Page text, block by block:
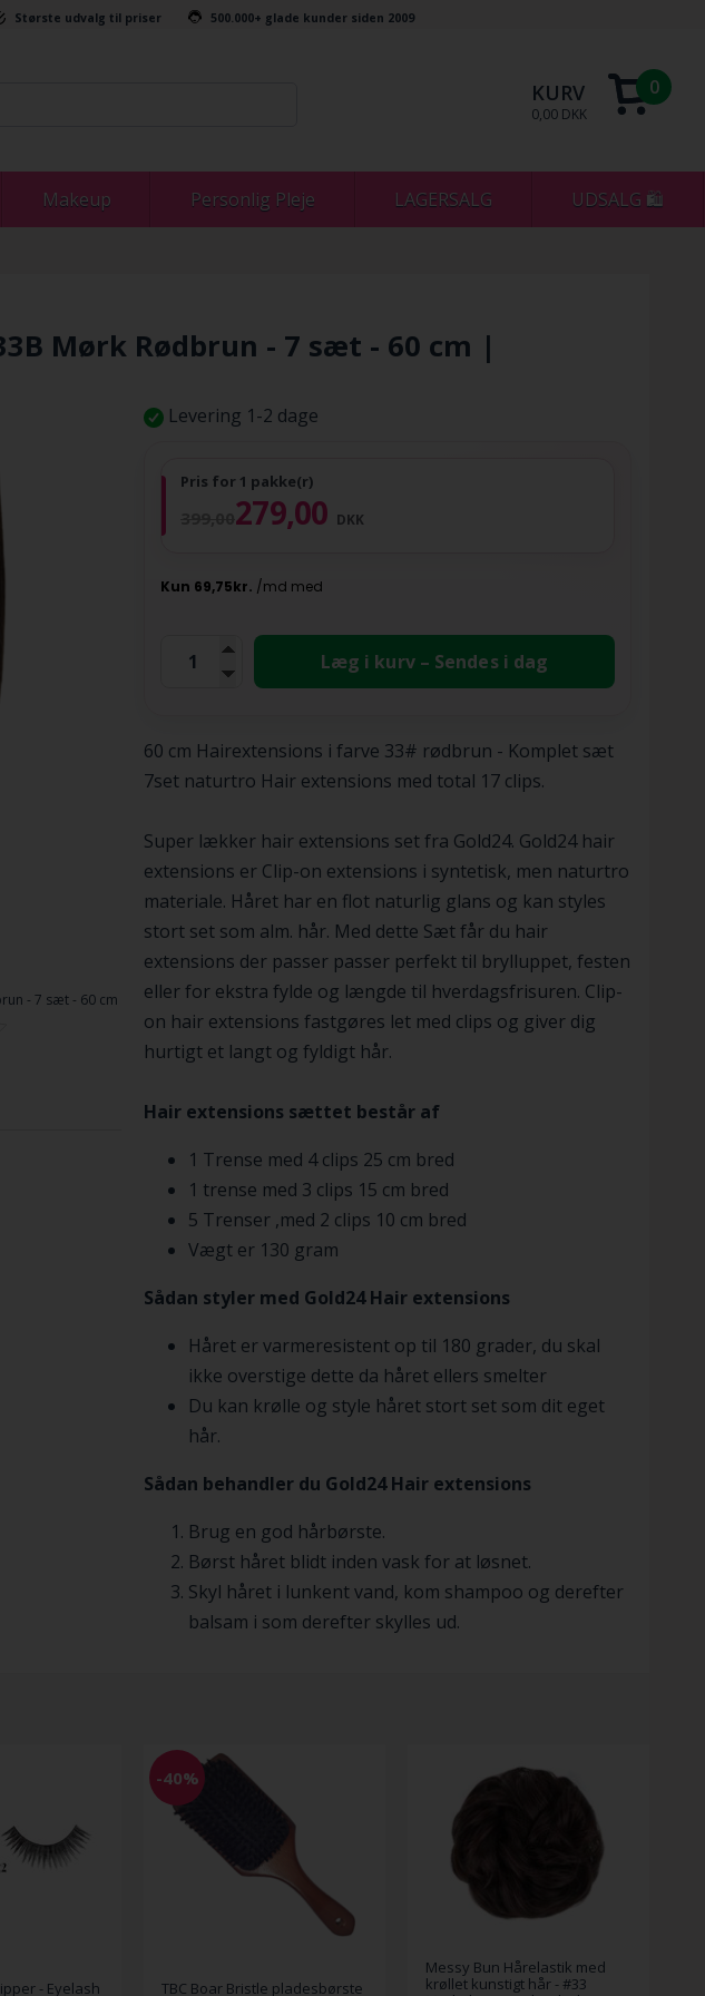
Største udvalg til priser 500.000+ glade kunder siden 2009
KURV
0,00 DKK
0
Makeup Personlig Pleje LAGERSALG UDSALG 🛍
Mørk Rødbrun - 7 sæt - 60 cm |
- 7 sæt - 60 cm
Levering 1-2 dage
Pris for 1 pakke(r)
279,00 DKK
Læg i kurv – Sendes i dag
60 cm Hairextensions i farve 33# rødbrun - Komplet sæt
7set naturtro Hair extensions med total 17 clips.
Super lækker hair extensions set fra Gold24. Gold24 hair
extensions er Clip-on extensions i syntetisk, men naturtro
materiale. Håret har en flot naturlig glans og kan styles
stort set som alm. hår. Med dette Sæt får du hair
extensions der passer passer perfekt til brylluppet, festen
eller for ekstra fylde og længde til hverdagsfrisuren. Clip-
on hair extensions fastgøres let med clips og giver dig
hurtigt et langt og fyldigt hår.
Hair extensions sættet består af
1 Trense med 4 clips 25 cm bred
1 trense med 3 clips 15 cm bred
5 Trenser ,med 2 clips 10 cm bred
Vægt er 130 gram
Sådan styler med Gold24 Hair extensions
Håret er varmeresistent op til 180 grader, du skal
ikke overstige dette da håret ellers smelter
Du kan krølle og style håret stort set som dit eget
hår.
Sådan behandler du Gold24 Hair extensions
Brug en god hårbørste.
Børst håret blidt inden vask for at løsnet.
Skyl håret i lunkent vand, kom shampoo og derefter
balsam i som derefter skylles ud.
- Eyelash
-40%
TBC Boar Bristle pladesbørste
Messy Bun Hårelastik med
krøllet kunstigt hår - #33